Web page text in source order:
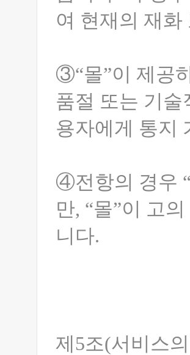
여 현재의 재
③“몰”이 제공
품절 또는 기
용자에게 통지
④전항의 경우
만, “몰”이 고
니다.
제5조(서비스